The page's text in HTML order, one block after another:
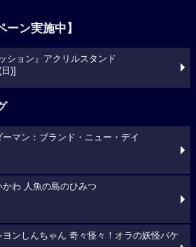
ーン実施中】
ション』アクリルスタンド
)]
マン：ブランド・ニュー・デイ
わ 人魚の島のひみつ
ンしんちゃん 奇々怪々！オラの妖怪バケ